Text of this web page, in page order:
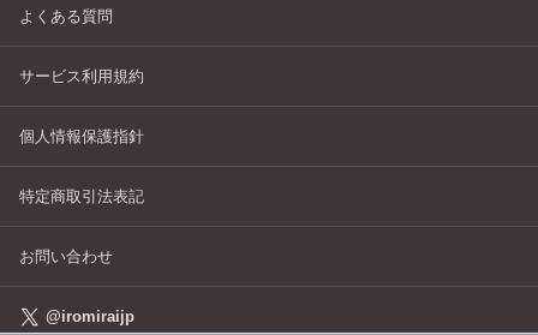
よくある質問
サービス利用規約
個人情報保護指針
特定商取引法表記
お問い合わせ
@iromiraijp